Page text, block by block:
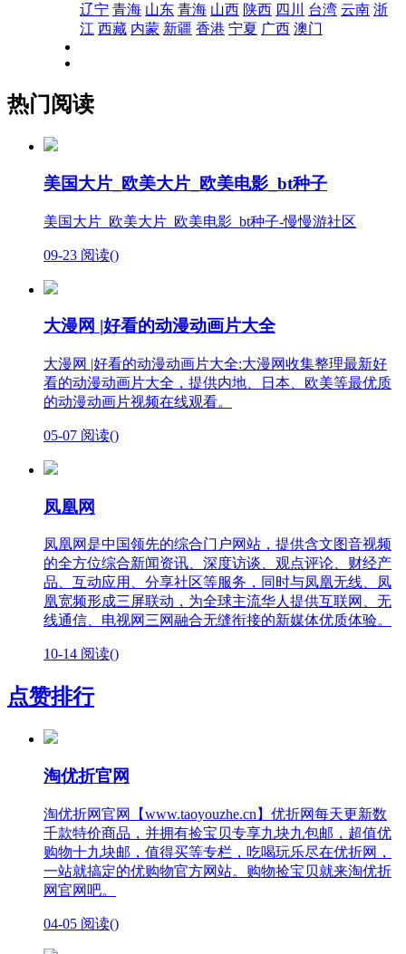
辽宁 青海 山东 青海 山西 陕西 四川 台湾 云南 浙
江 西藏 内蒙 新疆 香港 宁夏 广西 澳门
热门阅读
美国大片_欧美大片_欧美电影_bt种子
美国大片_欧美大片_欧美电影_bt种子-慢慢游社区
09-23 阅读()
大漫网 |好看的动漫动画片大全
大漫网 |好看的动漫动画片大全:大漫网收集整理最新好
看的动漫动画片大全，提供内地、日本、欧美等最优质
的动漫动画片视频在线观看。
05-07 阅读()
凤凰网
凤凰网是中国领先的综合门户网站，提供含文图音视频
的全方位综合新闻资讯、深度访谈、观点评论、财经产
品、互动应用、分享社区等服务，同时与凤凰无线、凤
凰宽频形成三屏联动，为全球主流华人提供互联网、无
线通信、电视网三网融合无缝衔接的新媒体优质体验。
10-14 阅读()
点赞排行
淘优折官网
淘优折网官网【www.taoyouzhe.cn】优折网每天更新数
千款特价商品，并拥有捡宝贝专享九块九包邮，超值优
购物十九块邮，值得买等专栏，吃喝玩乐尽在优折网，
一站就搞定的优购物官方网站。购物捡宝贝就来淘优折
网官网吧。
04-05 阅读()